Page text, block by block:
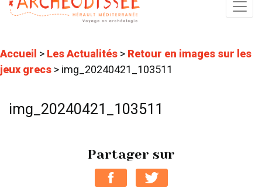
Accueil > Les Actualités > Retour en images sur les
jeux grecs > img_20240421_103511
img_20240421_103511
Partager sur